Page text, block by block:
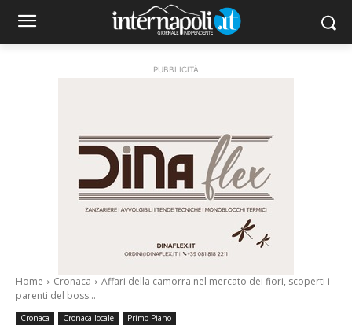
PUBBLICITÀ
Home Cronaca
Affari della camorra nel mercato dei fiori, scoperti i
parenti del boss...
Cronaca Cronaca locale Primo Piano